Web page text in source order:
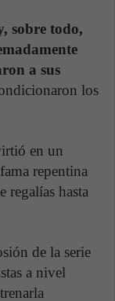
sobre todo,
a sus
los
en un
repentina
regalías hasta
de la serie
a nivel